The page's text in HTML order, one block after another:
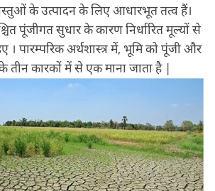
के उत्पादन के लिए आधारभूत तत्व हैं।
पूंजीगत सुधार के कारण निर्धारित मूल्यों से
। पारम्परिक अर्थशास्त्र में, भूमि को पूंजी और
तीन कारकों में से एक माना जाता है |